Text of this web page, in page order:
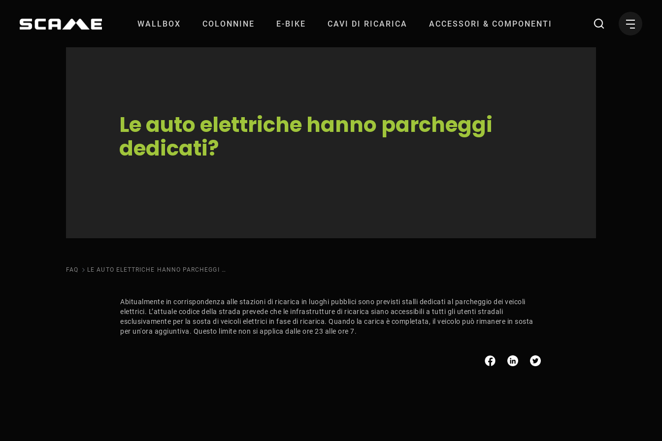
WALLBOX COLONNINE E-BIKE CAVI DI RICARICA ACCESSORI & COMPONENTI
Le auto elettriche hanno parcheggi
dedicati?
FAQ LE AUTO ELETTRICHE HANNO PARCHEGGI DEDICATI?
Abitualmente in corrispondenza alle stazioni di ricarica in luoghi pubblici sono previsti stalli dedicati al parcheggio dei veicoli
elettrici. L’attuale codice della strada prevede che le infrastrutture di ricarica siano accessibili a tutti gli utenti stradali
esclusivamente per la sosta di veicoli elettrici in fase di ricarica. Quando la carica è completata, il veicolo può rimanere in sosta
per un'ora aggiuntiva. Questo limite non si applica dalle ore 23 alle ore 7.